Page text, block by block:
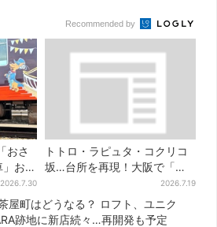
Recommended by
おさ
お披
神
乗
2026.7.30
トトロ・ラピュタ・コクリコ
坂…台所を再現！大阪で「ジ
ブリ」の世界に浸れる 「食」
の展示とは？
2026.7.19
屋町はどうなる？ ロフト、ユニク
跡地に新店続々…再開発も予定